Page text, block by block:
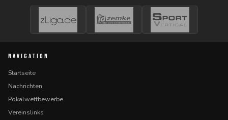
NAVIGATION
Startseite
Nachrichten
Pokalwettbewerbe
Vereinslinks